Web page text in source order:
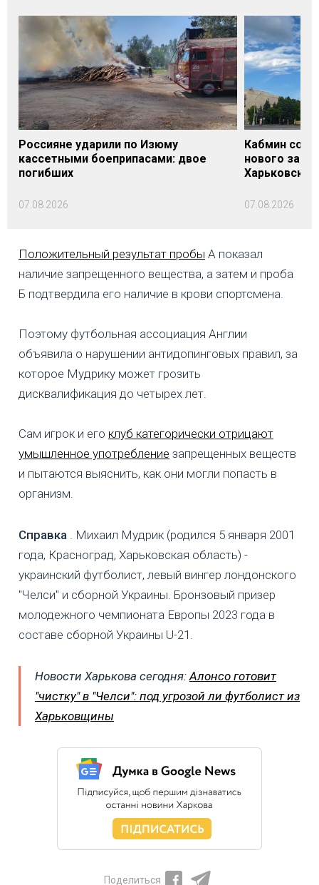
Россияне ударили по Изюму
кассетными боеприпасами: двое
погибших
07.08.2026
Кабмин
нового
07.08.2026
Положительный результат пробы А показал
наличие запрещенного вещества, а затем и проба
Б подтвердила его наличие в крови спортсмена.
Поэтому футбольная ассоциация Англии
объявила о нарушении антидопинговых правил, за
которое Мудрику может грозить
дисквалификация до четырех лет.
Сам игрок и его клуб категорически отрицают
умышленное употребление запрещенных веществ
и пытаются выяснить, как они могли попасть в
организм.
Справка . Михаил Мудрик (родился 5 января 2001
года, Красноград, Харьковская область) -
украинский футболист, левый вингер лондонского
"Челси" и сборной Украины. Бронзовый призер
молодежного чемпионата Европы 2023 года в
составе сборной Украины U-21.
Новости Харькова сегодня: Алонсо готовит
"чистку" в "Челси": под угрозой ли футболист из
Харьковщины
Поделиться